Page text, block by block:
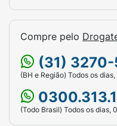
Compre pelo
(31)
(BH e Região) Todos os
(Todo Brasil) Todos os dias,